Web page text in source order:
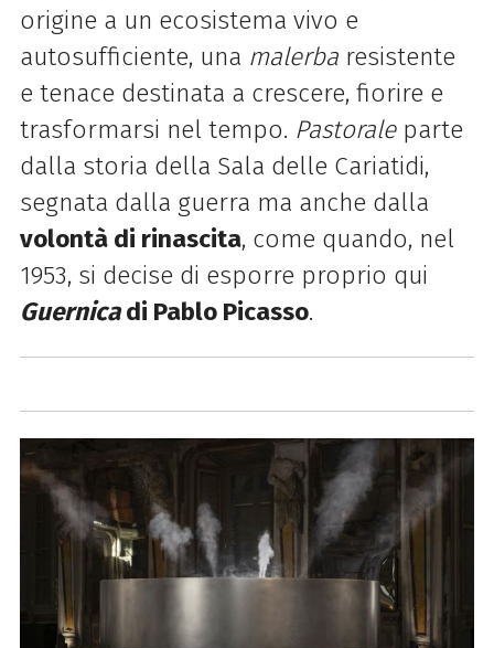
origine a un ecosistema vivo e
autosufficiente, una malerbaresistente
e tenace destinata a crescere, fiorire e
trasformarsi nel tempo. Pastoraleparte
dalla storia della Sala delle Cariatidi,
segnata dalla guerra ma anche dalla
volontà di rinascita, come quando, nel
1953, si decise di esporre proprio qui
Guernicadi Pablo Picasso.